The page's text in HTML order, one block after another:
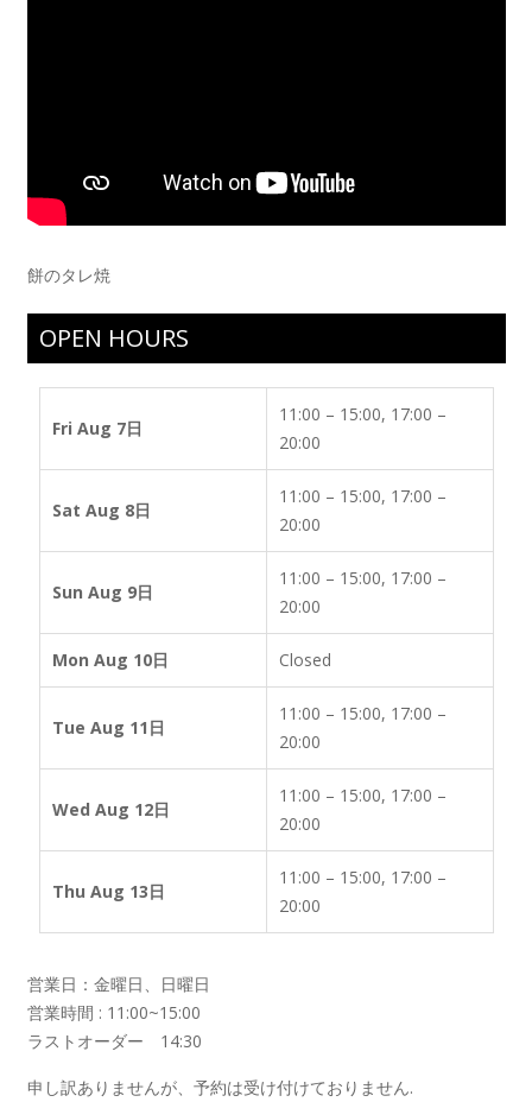
餅のタレ焼
OPEN HOURS
Fri Aug 7日
11:00 – 15:00, 17:00 –
20:00
Sat Aug 8日
11:00 – 15:00, 17:00 –
20:00
Sun Aug 9日
11:00 – 15:00, 17:00 –
20:00
Mon Aug 10日 Closed
Tue Aug 11日
11:00 – 15:00, 17:00 –
20:00
Wed Aug 12日
11:00 – 15:00, 17:00 –
20:00
Thu Aug 13日
11:00 – 15:00, 17:00 –
20:00
営業日：金曜日、日曜日
営業時間 : 11:00~15:00
ラストオーダー 14:30
申し訳ありませんが、予約は受け付けておりません.